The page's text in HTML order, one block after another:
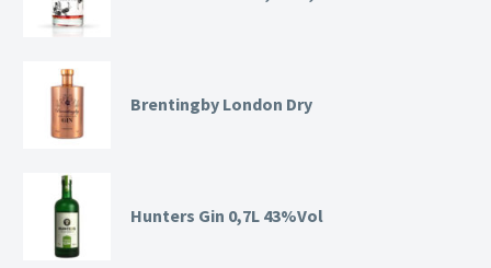
Brentingby London Dry
Hunters Gin 0,7L 43%Vol